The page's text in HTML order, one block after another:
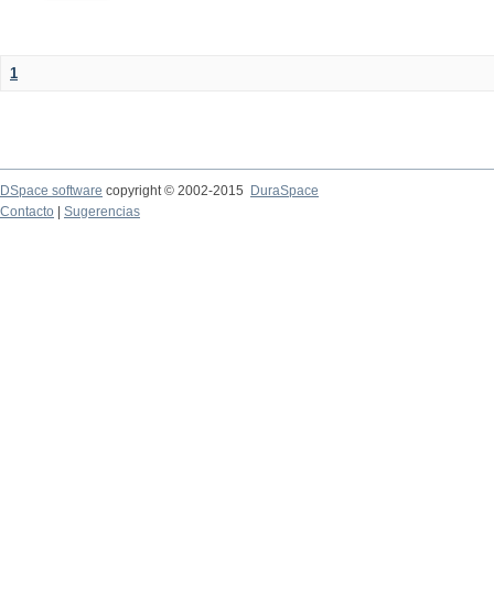
1
DSpace software copyright © 2002-2015
DuraSpace
Contacto
Sugerencias